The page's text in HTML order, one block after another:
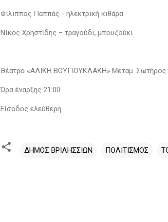
Φίλιππος Παππάς - ηλεκτρική κιθάρα
Νίκος Χρηστίδης – τραγούδι, μπουζούκι
Θέατρο «ΑΛΙΚΗ ΒΟΥΓΙΟΥΚΛΑΚΗ» Μεταμ. Σωτήρος
Ώρα έναρξης 21:00
Είσοδος ελεύθερη
ΔΗΜΟΣ ΒΡΙΛΗΣΣΙΩΝ ΠΟΛΙΤΙΣΜΟΣ